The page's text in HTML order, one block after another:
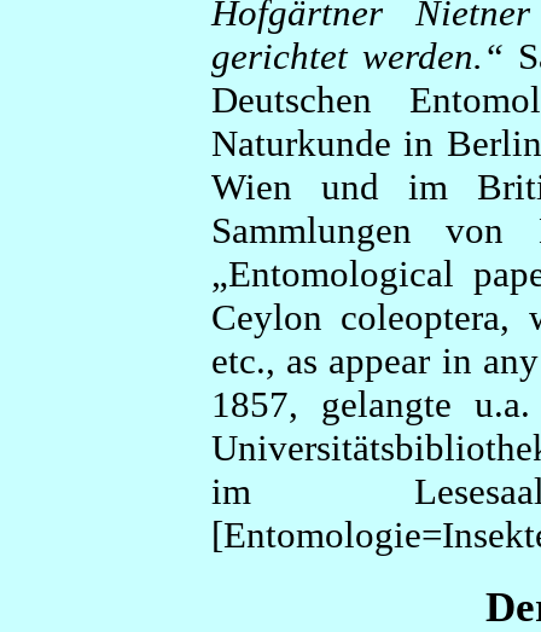
Hofgärtner
gerichtet werden.“
Deutschen
Naturkunde in
Wien und im
Sammlungen
„Entomological
Ceylon coleoptera,
etc., as appear in
1857, gelangte
im